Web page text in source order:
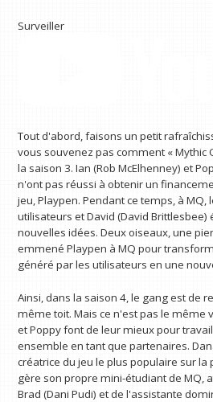
Surveiller
Tout d'abord, faisons un petit
vous souvenez pas comment « Mythic
la saison 3. Ian (Rob McElhenney) et
n'ont pas réussi à obtenir un
jeu, Playpen. Pendant ce temps, à MQ,
utilisateurs et David (David
nouvelles idées. Deux oiseaux, une
emmené Playpen à MQ pour
généré par les utilisateurs en une
Ainsi, dans la saison 4, le gang est de
même toit. Mais ce n'est pas le même
et Poppy font de leur mieux pour
ensemble en tant que partenaires.
créatrice du jeu le plus populaire sur
gère son propre mini-étudiant de MQ,
Brad (Dani Pudi) et de l'assistante